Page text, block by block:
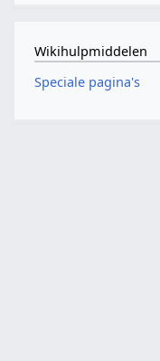
Wikihulpmiddelen
Speciale pagina's